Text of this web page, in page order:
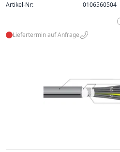
Artikel-Nr:
0106560504
Liefertermin auf Anfrage